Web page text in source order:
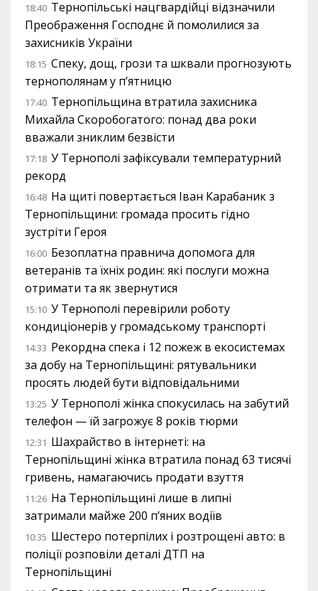
18:40 Тернопільські нацгвардійці відзначили
Преображення Господнє й помолилися за
захисників України
18:15 Спеку, дощ, грози та шквали прогнозують
тернополянам у п’ятницю
17:40 Тернопільщина втратила захисника
Михайла Скоробогатого: понад два роки
вважали зниклим безвісти
17:18 У Тернополі зафіксували температурний
рекорд
16:48 На щиті повертається Іван Карабаник з
Тернопільщини: громада просить гідно
зустріти Героя
16:00 Безоплатна правнича допомога для
ветеранів та їхніх родин: які послуги можна
отримати та як звернутися
15:10 У Тернополі перевірили роботу
кондиціонерів у громадському транспорті
14:33 Рекордна спека і 12 пожеж в екосистемах
за добу на Тернопільщині: рятувальники
просять людей бути відповідальними
13:25 У Тернополі жінка спокусилась на забутий
телефон — їй загрожує 8 років тюрми
12:31 Шахрайство в інтернеті: на
Тернопільщині жінка втратила понад 63 тисячі
гривень, намагаючись продати взуття
11:26 На Тернопільщині лише в липні
затримали майже 200 п’яних водіїв
10:35 Шестеро потерпілих і розтрощені авто: в
поліції розповіли деталі ДТП на
Тернопільщині